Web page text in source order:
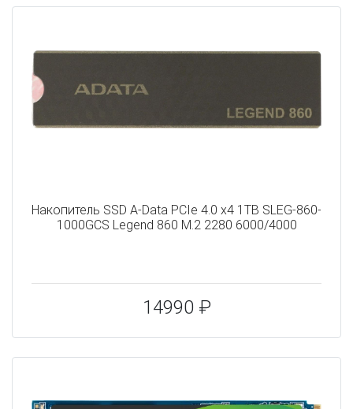
Накопитель SSD A-Data PCIe 4.0 x4 1TB SLEG-860-
1000GCS Legend 860 M.2 2280 6000/4000
14990 ₽